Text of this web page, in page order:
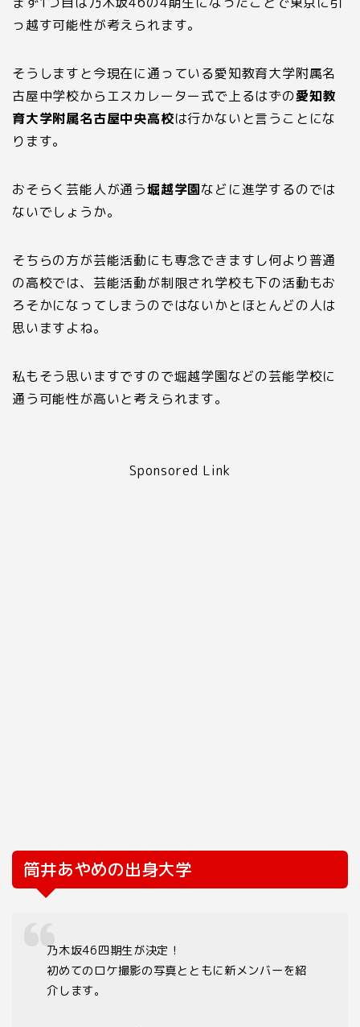
っ越す可能性が考えられます。
そうしますと今現在に通っている愛知教育大学附属名
古屋中学校からエスカレーター式で上るはずの愛知教
育大学附属名古屋中央高校は行かないと言うことにな
ります。
おそらく芸能人が通う堀越学園などに進学するのでは
ないでしょうか。
そちらの方が芸能活動にも専念できますし何より普通
の高校では、芸能活動が制限され学校も下の活動もお
ろそかになってしまうのではないかとほとんどの人は
思いますよね。
私もそう思いますですので堀越学園などの芸能学校に
通う可能性が高いと考えられます。
Sponsored Link
筒井あやめの出身大学
乃木坂46四期生が決定！
初めてのロケ撮影の写真とともに新メンバーを紹
介します。